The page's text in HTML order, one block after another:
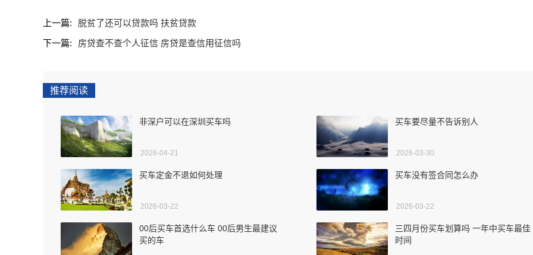
上一篇:
脱贫了还可以贷款吗 扶贫贷款
下一篇:
房贷查不查个人征信 房贷是查信用征信吗
推荐阅读
非深户可以在深圳买车吗
2026-04-21
买车要尽量不告诉别人
2026-03-30
买车定金不退如何处理
2026-03-22
买车没有签合同怎么办
2026-03-22
00后买车首选什么车 00后男生最建议
买的车
三四月份买车划算吗 一年中买车最佳
时间